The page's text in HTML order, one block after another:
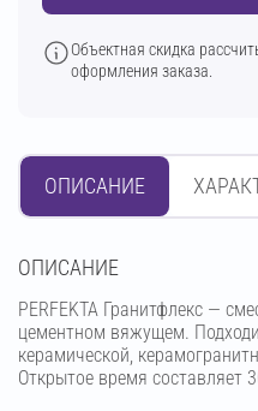
Объектная скидка
оформления заказа.
ОПИСАНИЕ
OПИСАНИЕ
PERFEKTA Гранитфлекс —
цементном вяжущем.
керамической,
Открытое время составляет